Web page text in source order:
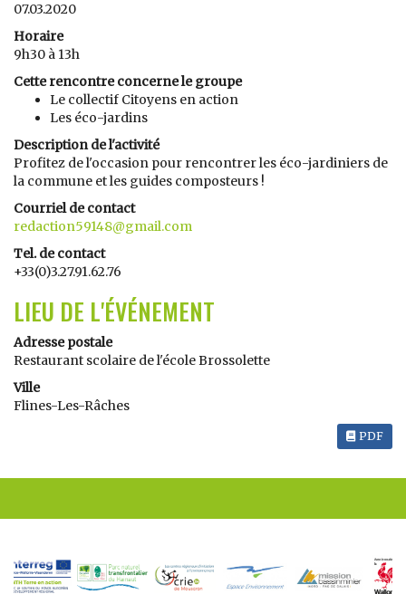
07.03.2020
Horaire
9h30 à 13h
Cette rencontre concerne le groupe
Le collectif Citoyens en action
Les éco-jardins
Description de l'activité
Profitez de l'occasion pour rencontrer les éco-jardiniers de
la commune et les guides composteurs !
Courriel de contact
redaction59148@gmail.com
Tel. de contact
+33(0)3.27.91.62.76
LIEU DE L'ÉVÉNEMENT
Adresse postale
Restaurant scolaire de l'école Brossolette
Ville
Flines-Les-Râches
PDF